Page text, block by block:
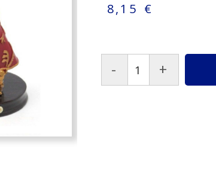
8,15 €
- +